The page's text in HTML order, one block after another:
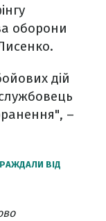
оборони
дій
–
ВІД